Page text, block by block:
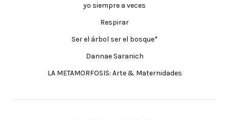
yo siempre a veces
Respirar
Ser el árbol ser el bosque*
Dannae Saranich
LA METAMORFOSIS: Arte & Maternidades